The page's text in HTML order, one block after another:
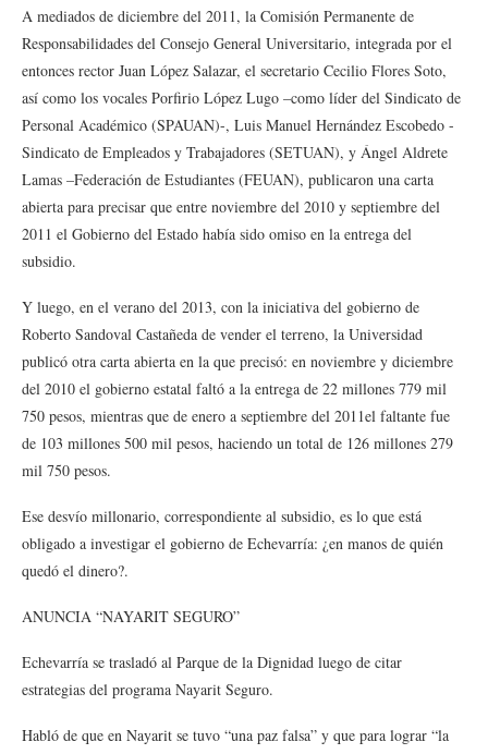
A mediados de diciembre del 2011, la Comisión Permanente de
Responsabilidades del Consejo General Universitario, integrada por el
entonces rector Juan López Salazar, el secretario Cecilio Flores Soto,
así como los vocales Porfirio López Lugo –como líder del Sindicato de
Personal Académico (SPAUAN)-, Luis Manuel Hernández Escobedo -
Sindicato de Empleados y Trabajadores (SETUAN), y Ángel Aldrete
Lamas –Federación de Estudiantes (FEUAN), publicaron una carta
abierta para precisar que entre noviembre del 2010 y septiembre del
2011 el Gobierno del Estado había sido omiso en la entrega del
subsidio.
Y luego, en el verano del 2013, con la iniciativa del gobierno de
Roberto Sandoval Castañeda de vender el terreno, la Universidad
publicó otra carta abierta en la que precisó: en noviembre y diciembre
del 2010 el gobierno estatal faltó a la entrega de 22 millones 779 mil
750 pesos, mientras que de enero a septiembre del 2011el faltante fue
de 103 millones 500 mil pesos, haciendo un total de 126 millones 279
mil 750 pesos.
Ese desvío millonario, correspondiente al subsidio, es lo que está
obligado a investigar el gobierno de Echevarría: ¿en manos de quién
quedó el dinero?.
ANUNCIA “NAYARIT SEGURO”
Echevarría se trasladó al Parque de la Dignidad luego de citar
estrategias del programa Nayarit Seguro.
Habló de que en Nayarit se tuvo “una paz falsa” y que para lograr “la